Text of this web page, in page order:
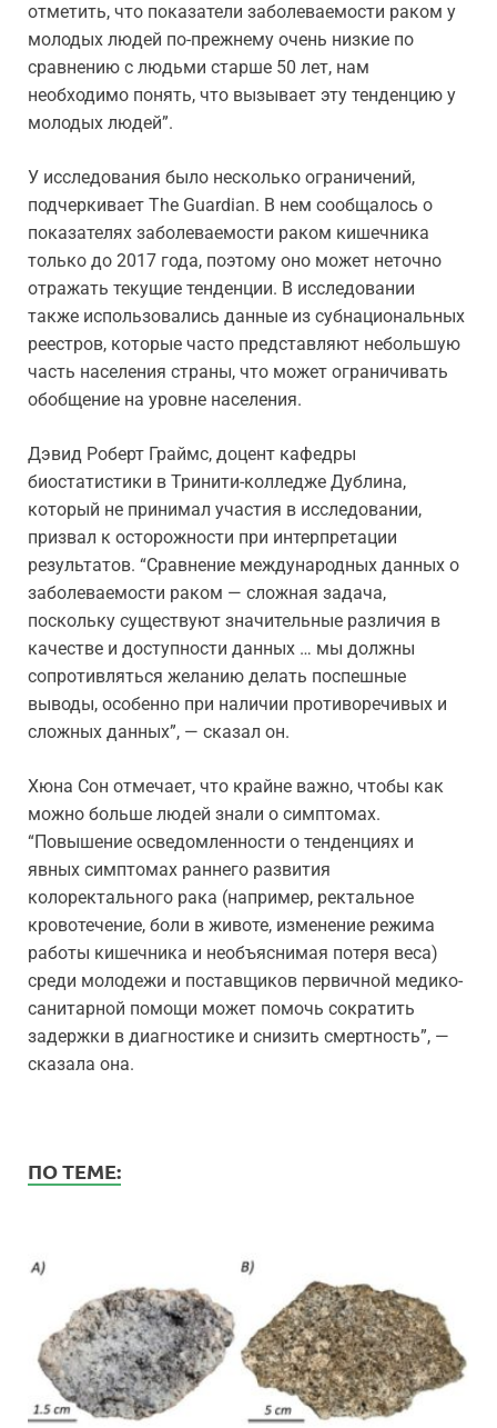
отметить, что показатели заболеваемости раком у
молодых людей по-прежнему очень низкие по
сравнению с людьми старше 50 лет, нам
необходимо понять, что вызывает эту тенденцию у
молодых людей”.
У исследования было несколько ограничений,
подчеркивает The Guardian. В нем сообщалось о
показателях заболеваемости раком кишечника
только до 2017 года, поэтому оно может неточно
отражать текущие тенденции. В исследовании
также использовались данные из субнациональных
реестров, которые часто представляют небольшую
часть населения страны, что может ограничивать
обобщение на уровне населения.
Дэвид Роберт Граймс, доцент кафедры
биостатистики в Тринити-колледже Дублина,
который не принимал участия в исследовании,
призвал к осторожности при интерпретации
результатов. “Сравнение международных данных о
заболеваемости раком — сложная задача,
поскольку существуют значительные различия в
качестве и доступности данных … мы должны
сопротивляться желанию делать поспешные
выводы, особенно при наличии противоречивых и
сложных данных”, — сказал он.
Хюна Сон отмечает, что крайне важно, чтобы как
можно больше людей знали о симптомах.
“Повышение осведомленности о тенденциях и
явных симптомах раннего развития
колоректального рака (например, ректальное
кровотечение, боли в животе, изменение режима
работы кишечника и необъяснимая потеря веса)
среди молодежи и поставщиков первичной медико-
санитарной помощи может помочь сократить
задержки в диагностике и снизить смертность”, —
сказала она.
ПО ТЕМЕ: